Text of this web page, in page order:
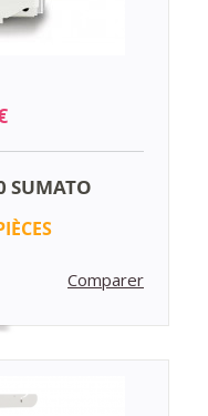
SUMATO
Comparer